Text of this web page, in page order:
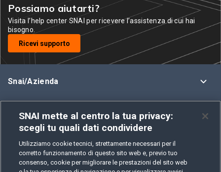
Possiamo aiutarti?
Visita l’help center SNAI per ricevere l’assistenza di cui hai
bisogno.
Ricevi supporto
Snai/Azienda
Regolamenti e Policy
Privacy
SNAI mette al centro la tua privacy:
scegli tu quali dati condividere
Utilizziamo cookie tecnici, strettamente necessari per il
corretto funzionamento di questo sito web e, previo tuo
consenso, cookie per migliorare le prestazioni del sito web